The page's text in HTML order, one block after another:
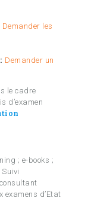
Demander les
Demander un
le cadre
d’examen
; e-books ;
Suivi
examens d’Etat